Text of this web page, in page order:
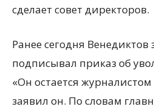
сделает совет директоров.
Ранее сегодня Венедиктов
подписывал приказ об
«Он остается
заявил он. По словам